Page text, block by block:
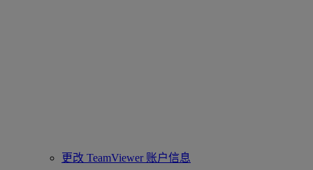
更改 TeamViewer 账户信息